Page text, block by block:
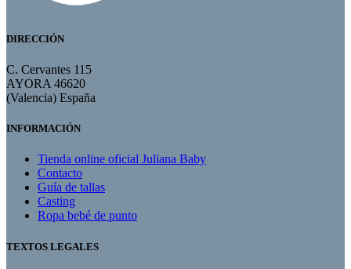
DIRECCIÓN
C. Cervantes 115
AYORA 46620
(Valencia) España
INFORMACIÓN
Tienda online oficial Juliana Baby
Contacto
Guía de tallas
Casting
Ropa bebé de punto
TEXTOS LEGALES